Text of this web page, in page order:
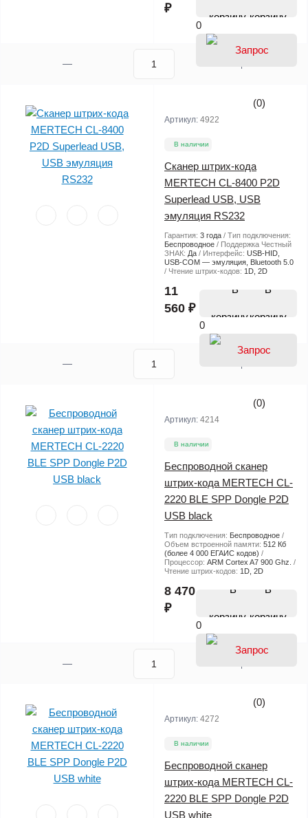
₽
корзину
0
(0)
Артикул: 4922
В наличии
Cканер штрих-кода
MERTECH CL-8400 P2D
Superlead USB, USB
эмуляция RS232
Гарантия: 3 года
Тип подключения:
Беспроводное
Поддержка Честный
ЗНАК: Да Интерфейс: USB-HID,
USB-COM — эмуляция, Bluetooth 5.0
Чтение штрих-кодов: 1D, 2D
11
560 ₽
В
корзину
0
(0)
Артикул: 4214
В наличии
Беспроводной сканер
штрих-кода MERTECH CL-
2220 BLE SPP Dongle P2D
USB black
Тип подключения: Беспроводное
Объем встроенной памяти: 512 Кб
(более 4 000 ЕГАИС кодов)
Процессор: ARM Cortex A7 900 Ghz.
Чтение штрих-кодов: 1D, 2D
8 470
₽
В
корзину
0
(0)
Артикул: 4272
В наличии
Беспроводной сканер
штрих-кода MERTECH CL-
2220 BLE SPP Dongle P2D
USB white